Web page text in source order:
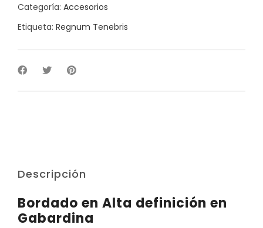
Categoría: Accesorios
Etiqueta: Regnum Tenebris
Descripción
Bordado en Alta definición en
Gabardina